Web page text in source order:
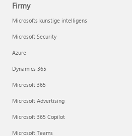
Firmy
Microsofts kunstige intelligens
Microsoft Security
Azure
Dynamics 365
Microsoft 365
Microsoft Advertising
Microsoft 365 Copilot
Microsoft Teams